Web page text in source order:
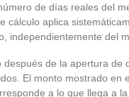
de días reales del
cálculo aplica
independientemente del
después de la apertura de
El monto mostrado en
a lo que llega a